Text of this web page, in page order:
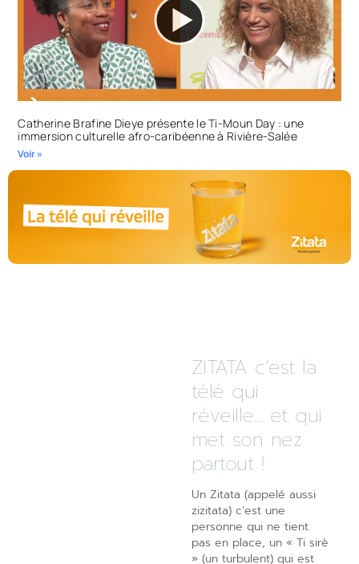
Catherine Brafine Dieye présente le Ti-Moun Day : une
immersion culturelle afro-caribéenne à Rivière-Salée
Voir »
ZITATA c’est la
télé qui
réveille... et qui
met son nez
partout !
Un Zitata (appelé aussi
zizitata) c’est une
personne qui ne tient
pas en place, un « Ti sirè
» (un turbulent) qui est